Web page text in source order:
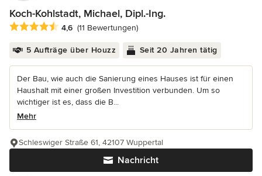
Koch-Kohlstadt, Michael, Dipl.-Ing.
Durchschnittliche Bewertung: 4.6 von 5 Sternen
4,6 (11 Bewertungen)
5 Aufträge über Houzz Seit 20 Jahren tätig
Der Bau, wie auch die Sanierung eines Hauses ist für einen
Haushalt mit einer großen Investition verbunden. Um so
wichtiger ist es, dass die B...
Mehr
Nachricht
Schleswiger Straße 61, 42107 Wuppertal